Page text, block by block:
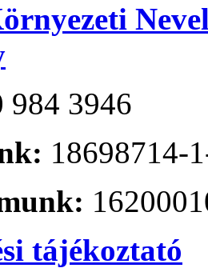
984 3946
18698714-
tájékoztató